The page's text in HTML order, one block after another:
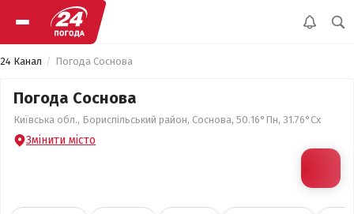
24 Канал Погода Соснова
Погода Соснова
Київська обл., Бориспільський район, Соснова, 50.16°Пн, 31.76°Сх
Змінити місто